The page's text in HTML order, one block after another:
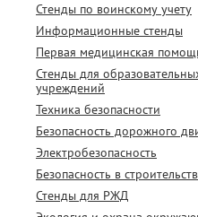
Стенды по воинскому учету
Информационные стенды
Первая медицинская
Стенды для
учреждений
Техника безопасности
Безопасность дорожного
Электробезопасность
Безопасность в
Стенды для РЖД